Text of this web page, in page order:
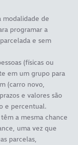
modalidade de
programar a
e sem
(físicas ou
em um grupo para
(carro novo,
e valores são
e percentual.
a mesma chance
uma vez que
parcelas,